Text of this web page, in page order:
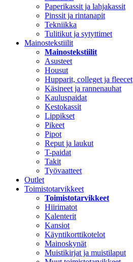
Paperikassit ja lahjakassit
Pinssit ja rintanapit
Tekniikka
Tulitikut ja sytyttimet
Mainostekstiilit
Mainostekstiilit
Asusteet
Housut
Hupparit, colleget ja fleecet
Käsineet ja rannenauhat
Kauluspaidat
Kestokassit
Lippikset
Pikeet
Pipot
Reput ja laukut
T-paidat
Takit
Työvaatteet
Outlet
Toimistotarvikkeet
Toimistotarvikkeet
Hiirimatot
Kalenterit
Kansiot
Käyntikorttikotelot
Mainoskynät
Muistikirjat ja muistilaput